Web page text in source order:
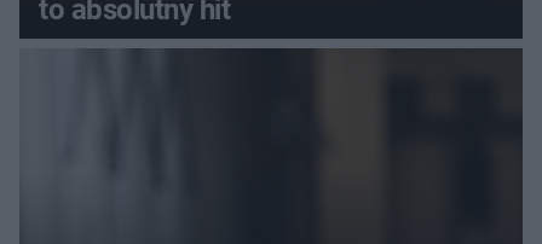
to absolutny hit